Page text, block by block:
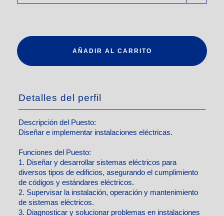
AÑADIR AL CARRITO
Detalles del perfil
Descripción del Puesto:
Diseñar e implementar instalaciones eléctricas.
Funciones del Puesto:
1. Diseñar y desarrollar sistemas eléctricos para
diversos tipos de edificios, asegurando el cumplimiento
de códigos y estándares eléctricos.
2. Supervisar la instalación, operación y mantenimiento
de sistemas eléctricos.
3. Diagnosticar y solucionar problemas en instalaciones